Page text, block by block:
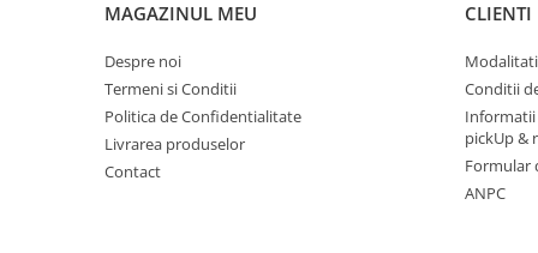
MAGAZINUL MEU
Despre noi
Termeni si Conditii
Politica de Confidentialitate
Livrarea produselor
Contact
CLIENTI
Conditii
Informatii
pickUp &
Formular
ANPC